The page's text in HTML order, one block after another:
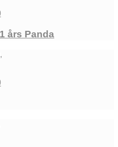
års Panda